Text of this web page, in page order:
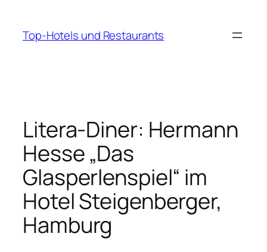
springen
Top-Hotels und Restaurants
Litera-Diner: Hermann
Hesse „Das
Glasperlenspiel“ im
Hotel Steigenberger,
Hamburg